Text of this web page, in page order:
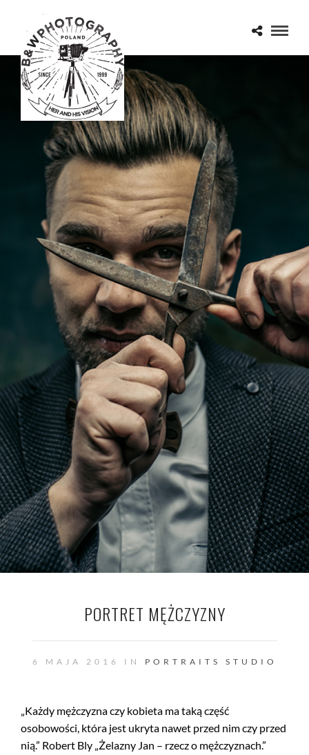
PORTRET MĘŻCZYZNY
6 MAJA 2016 IN PORTRAITS STUDIO
„Każdy mężczyzna czy kobieta ma taką część
osobowości, która jest ukryta nawet przed nim czy przed
nią.” Robert Bly „Żelazny Jan – rzecz o mężczyznach.”